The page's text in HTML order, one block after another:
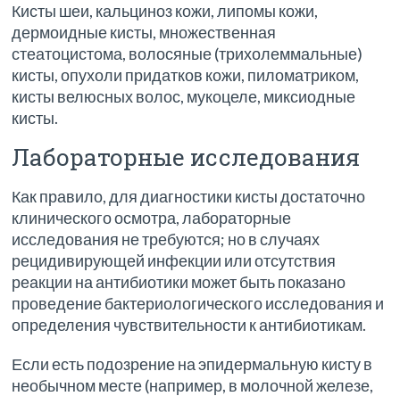
Кисты шеи, кальциноз кожи, липомы кожи,
дермоидные кисты, множественная
стеатоцистома, волосяные (трихолеммальные)
кисты, опухоли придатков кожи, пиломатриком,
кисты велюсных волос, мукоцеле, миксиодные
кисты.
Лабораторные исследования
Как правило, для диагностики кисты достаточно
клинического осмотра, лабораторные
исследования не требуются; но в случаях
рецидивирующей инфекции или отсутствия
реакции на антибиотики может быть показано
проведение бактериологического исследования и
определения чувствительности к антибиотикам.
Если есть подозрение на эпидермальную кисту в
необычном месте (например, в молочной железе,